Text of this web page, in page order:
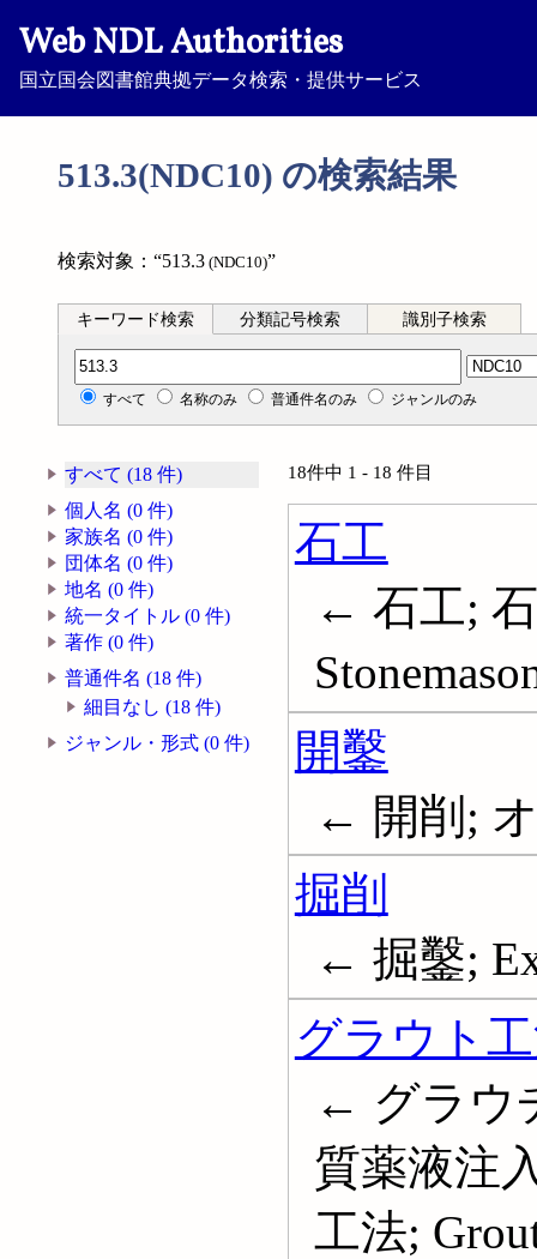
Web NDL Authorities
国立国会図書館典拠データ検索・提供サービス
513.3(NDC10) の検索結果
検索対象：“513.3 (NDC10)”
キーワード検索 分類記号検索 識別子検索
分類記号検索
すべて 名称のみ 普通件名のみ ジャンルのみ
すべて (18 件)
個人名 (0 件)
家族名 (0 件)
団体名 (0 件)
地名 (0 件)
統一タイトル (0 件)
著作 (0 件)
普通件名 (18 件)
細目なし (18 件)
ジャンル・形式 (0 件)
18件中 1 - 18 件目
石工
← 石工;
開鑿
← 開削;
掘削
← 掘鑿;
グラウト
← グラウ
質薬液注
工法;